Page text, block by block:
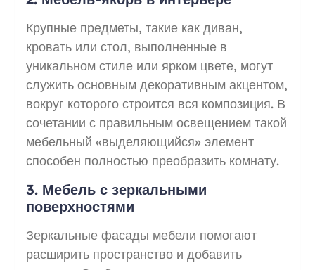
Крупные предметы, такие как диван,
кровать или стол, выполненные в
уникальном стиле или ярком цвете, могут
служить основным декоративным акцентом,
вокруг которого строится вся композиция. В
сочетании с правильным освещением такой
мебельный «выделяющийся» элемент
способен полностью преобразить комнату.
3. Мебель с зеркальными
поверхностями
Зеркальные фасады мебели помогают
расширить пространство и добавить